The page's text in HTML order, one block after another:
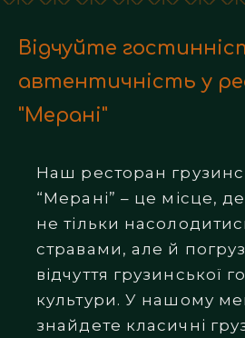
Відчуйте
автентичність у
"Мерані"
Наш ресторан
“Мерані” – це місце,
не тільки
стравами, але й
відчуття грузинської
культури. У нашому
знайдете класичні